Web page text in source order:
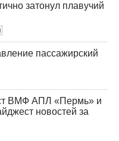
затонул плавучий
пассажирский
ВМФ АПЛ «Пермь» и
новостей за